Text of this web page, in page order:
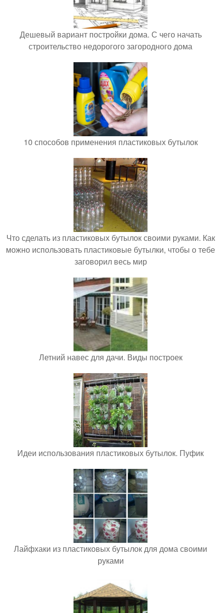
Дешевый вариант постройки дома. С чего начать
строительство недорогого загородного дома
10 способов применения пластиковых бутылок
Что сделать из пластиковых бутылок своими руками. Как
можно использовать пластиковые бутылки, чтобы о тебе
заговорил весь мир
Летний навес для дачи. Виды построек
Идеи использования пластиковых бутылок. Пуфик
Лайфхаки из пластиковых бутылок для дома своими
руками